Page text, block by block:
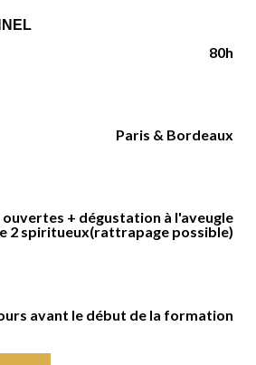
80h
Paris & Bordeaux
+ dégustation à l'aveugle
2 spiritueux(rattrapage possible)
avant le début de la formation